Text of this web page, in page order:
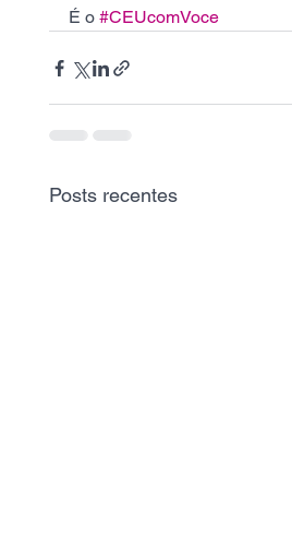
É o #CEUcomVoce
Posts recentes